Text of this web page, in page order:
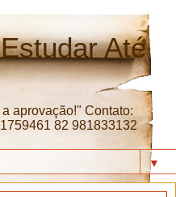
Até
aprovação!" Contato:
82 981833132
▼